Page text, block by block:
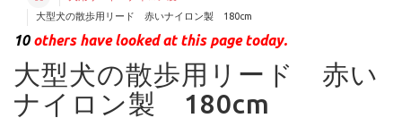
大型犬の散歩用リード 赤いナイロン製 180cm
10others have looked at this page today.
大型犬の散歩用リード 赤い
ナイロン製 180cm